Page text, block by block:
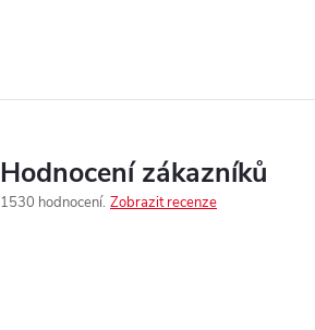
Hodnocení zákazníků
1530 hodnocení Zobrazit recenze